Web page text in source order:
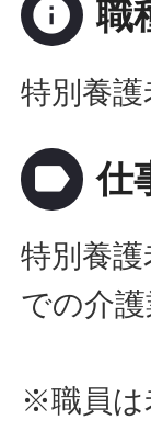
info 職
特別養
label 仕
特別養
での介
※職員は